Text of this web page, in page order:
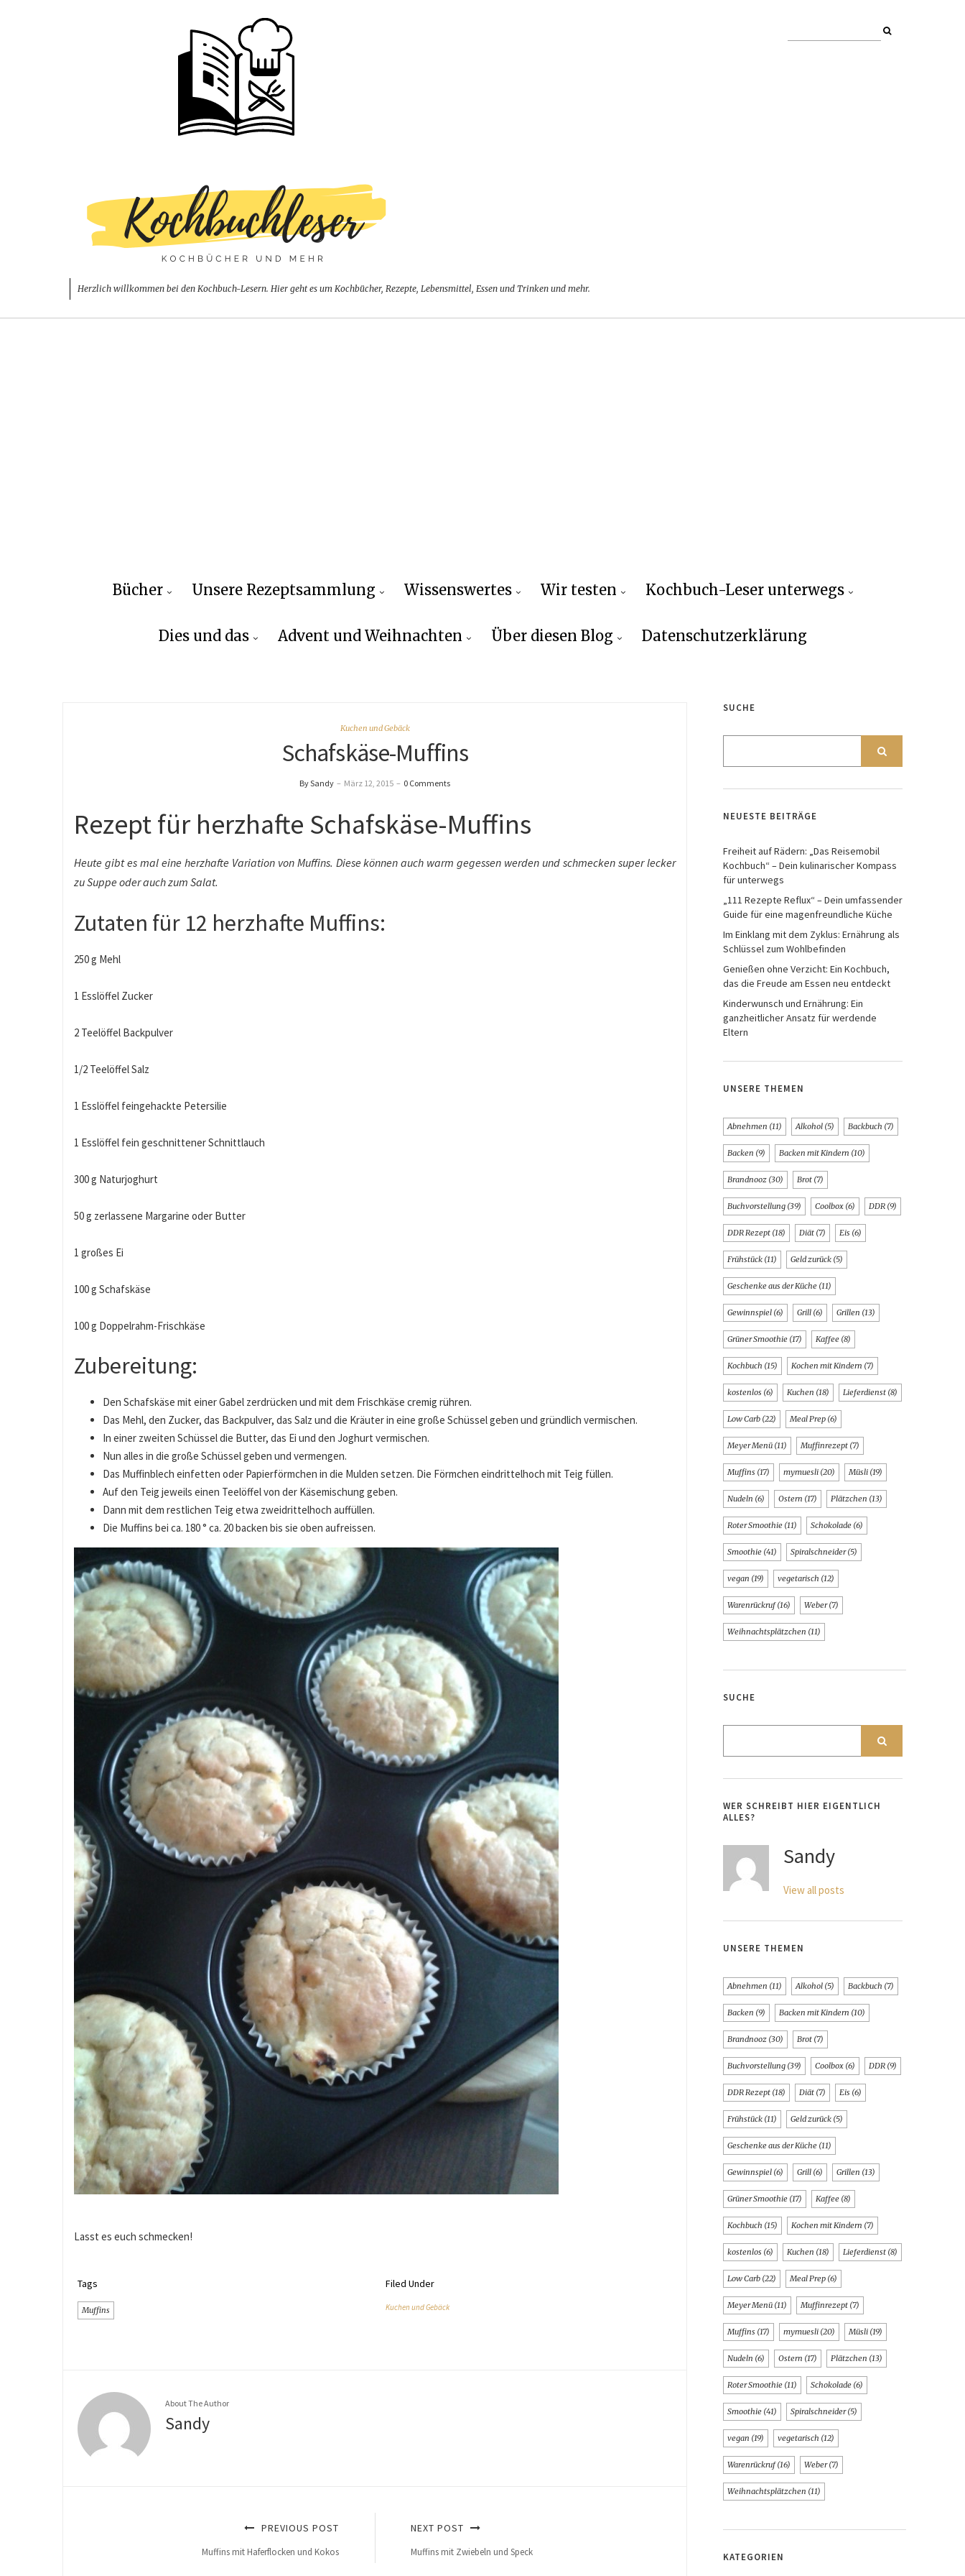
Herzlich willkommen bei den Kochbuch-Lesern. Hier geht es um Kochbücher, Rezepte, Lebensmittel, Essen und Trinken und mehr.
Bücher Unsere Rezeptsammlung Wissenswertes Wir testen Kochbuch-Leser unterwegs
Dies und das Advent und Weihnachten Über diesen Blog Datenschutzerklärung
Kuchen und Gebäck
Schafskäse-Muffins
By Sandy – März 12, 2015 – 0 Comments
Rezept für herzhafte Schafskäse-Muffins
Heute gibt es mal eine herzhafte Variation von Muffins. Diese können auch warm gegessen werden und schmecken super lecker
zu Suppe oder auch zum Salat.
Zutaten für 12 herzhafte Muffins:
250 g Mehl
1 Esslöffel Zucker
2 Teelöffel Backpulver
1/2 Teelöffel Salz
1 Esslöffel feingehackte Petersilie
1 Esslöffel fein geschnittener Schnittlauch
300 g Naturjoghurt
50 g zerlassene Margarine oder Butter
1 großes Ei
100 g Schafskäse
100 g Doppelrahm-Frischkäse
Zubereitung:
Den Schafskäse mit einer Gabel zerdrücken und mit dem Frischkäse cremig rühren.
Das Mehl, den Zucker, das Backpulver, das Salz und die Kräuter in eine große Schüssel geben und gründlich vermischen.
In einer zweiten Schüssel die Butter, das Ei und den Joghurt vermischen.
Nun alles in die große Schüssel geben und vermengen.
Das Muffinblech einfetten oder Papierförmchen in die Mulden setzen. Die Förmchen eindrittelhoch mit Teig füllen.
Auf den Teig jeweils einen Teelöffel von der Käsemischung geben.
Dann mit dem restlichen Teig etwa zweidrittelhoch auffüllen.
Die Muffins bei ca. 180 ° ca. 20 backen bis sie oben aufreissen.
Lasst es euch schmecken!
Tags
Muffins
Filed Under
Kuchen und Gebäck
About The Author
Sandy
PREVIOUS POST
Muffins mit Haferflocken und Kokos
NEXT POST
Muffins mit Zwiebeln und Speck
SUCHE
NEUESTE BEITRÄGE
Freiheit auf Rädern: „Das Reisemobil
Kochbuch“ – Dein kulinarischer Kompass
für unterwegs
„111 Rezepte Reflux“ – Dein umfassender
Guide für eine magenfreundliche Küche
Im Einklang mit dem Zyklus: Ernährung als
Schlüssel zum Wohlbefinden
Genießen ohne Verzicht: Ein Kochbuch,
das die Freude am Essen neu entdeckt
Kinderwunsch und Ernährung: Ein
ganzheitlicher Ansatz für werdende
Eltern
UNSERE THEMEN
Abnehmen (11) Alkohol (5) Backbuch (7)
Backen (9) Backen mit Kindern (10)
Brandnooz (30) Brot (7)
Buchvorstellung (39) Coolbox (6) DDR (9)
DDR Rezept (18) Diät (7) Eis (6)
Frühstück (11) Geld zurück (5)
Geschenke aus der Küche (11)
Gewinnspiel (6) Grill (6) Grillen (13)
Grüner Smoothie (17) Kaffee (8)
Kochbuch (15) Kochen mit Kindern (7)
kostenlos (6) Kuchen (18) Lieferdienst (8)
Low Carb (22) Meal Prep (6)
Meyer Menü (11) Muffinrezept (7)
Muffins (17) mymuesli (20) Müsli (19)
Nudeln (6) Ostern (17) Plätzchen (13)
Roter Smoothie (11) Schokolade (6)
Smoothie (41) Spiralschneider(5)
vegan (19) vegetarisch (12)
Warenrückruf(16) Weber(7)
Weihnachtsplätzchen (11)
SUCHE
WER SCHREIBT HIER EIGENTLICH
ALLES?
Sandy
View all posts
UNSERE THEMEN
Abnehmen (11) Alkohol (5) Backbuch (7)
Backen (9) Backen mit Kindern (10)
Brandnooz (30) Brot (7)
Buchvorstellung (39) Coolbox (6) DDR (9)
DDR Rezept (18) Diät (7) Eis (6)
Frühstück (11) Geld zurück (5)
Geschenke aus der Küche (11)
Gewinnspiel (6) Grill (6) Grillen (13)
Grüner Smoothie (17) Kaffee (8)
Kochbuch (15) Kochen mit Kindern (7)
kostenlos (6) Kuchen (18) Lieferdienst (8)
Low Carb (22) Meal Prep (6)
Meyer Menü (11) Muffinrezept (7)
Muffins (17) mymuesli (20) Müsli (19)
Nudeln (6) Ostern (17) Plätzchen (13)
Roter Smoothie (11) Schokolade (6)
Smoothie (41) Spiralschneider(5)
vegan (19) vegetarisch (12)
Warenrückruf(16) Weber(7)
Weihnachtsplätzchen (11)
KATEGORIEN